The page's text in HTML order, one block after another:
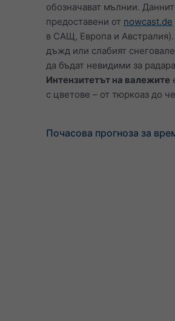
обозначават мълнии.
предоставени от nowcast.de
в САЩ, Европа и
дъжд или слабият
да бъдат невидими за
Интензитетът на валежите
с цветове – от тюркоаз до
Почасова прогноза за